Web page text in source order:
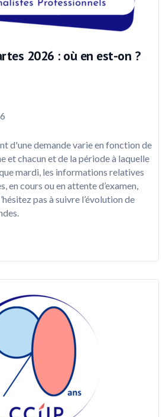
2026 : où en est-on ?
d'une demande varie en fonction de
et chacun et de la période à laquelle
mardi, les informations relatives
en cours ou en attente d’examen,
pas à suivre l’évolution de